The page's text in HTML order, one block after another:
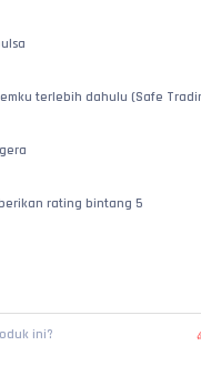
terlebih dahulu (Safe
rating bintang 5
ini?